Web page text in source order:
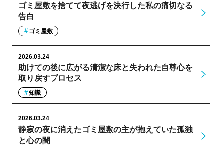
ゴミ屋敷を捨てて夜逃げを決行した私の痛切なる
告白
ゴミ屋敷
助けての後に広がる清潔な床と失われた自尊心を
取り戻すプロセス
2026.03.24
知識
静寂の夜に消えたゴミ屋敷の主が抱えていた孤独
と心の闇
2026.03.24